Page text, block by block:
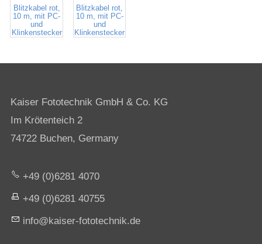
Blitzkabel rot,
10 m, mit PC-
und
Klinkenstecker
Blitzkabel rot,
10 m, mit PC-
und
Klinkenstecker
Kaiser Fototechnik GmbH & Co. KG
Im Krötenteich 2
74722 Buchen, Germany
+49 (0)6281 4070
+49 (0)6281 40755
nf
k s r-f t t chn k d